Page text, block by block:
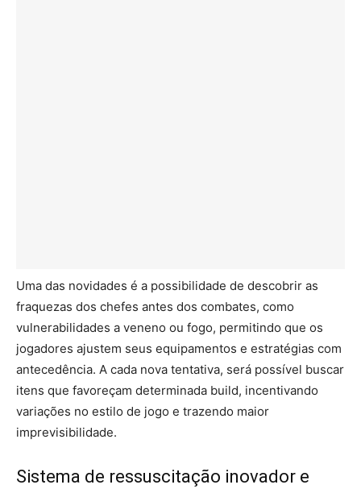
Uma das novidades é a possibilidade de descobrir as
fraquezas dos chefes antes dos combates, como
vulnerabilidades a veneno ou fogo, permitindo que os
jogadores ajustem seus equipamentos e estratégias com
antecedência. A cada nova tentativa, será possível buscar
itens que favoreçam determinada build, incentivando
variações no estilo de jogo e trazendo maior
imprevisibilidade.
Sistema de ressuscitação inovador e